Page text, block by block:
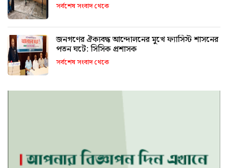
সর্বশেষ সংবাদ থেকে
জনগণের ঐক্যবদ্ধ আন্দোলনের মুখে ফ্যাসিস্ট শাসনের
পতন ঘটে: সিসিক প্রশাসক
সর্বশেষ সংবাদ থেকে